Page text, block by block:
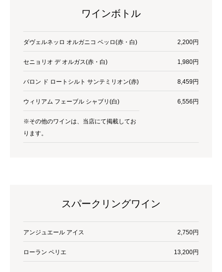
ワインボトル
ダヴェルネッロ オルガニコ ベッロ(赤・白) 2,200円
セニョリオ デ オルガス(赤・白) 1,980円
バロン ド ロートシルト サンテミリオン(赤) 8,459円
ウィリアム フェーブル シャブリ(白) 6,556円
※その他のワインは、当店にて掲載してお
ります。
スパークリングワイン
アンジュエール アイス 2,750円
ローラン ペリエ 13,200円